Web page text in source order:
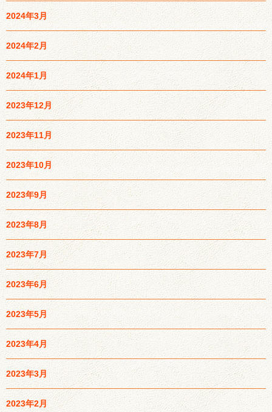
2024年3月
2024年2月
2024年1月
2023年12月
2023年11月
2023年10月
2023年9月
2023年8月
2023年7月
2023年6月
2023年5月
2023年4月
2023年3月
2023年2月